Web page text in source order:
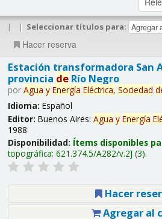
| | Seleccionar títulos para:
Hacer reserva
Estación transformadora San
provincia deRío Negro
por Agua y Energía Eléctrica, Sociedad
Idioma: Español
Editor: Buenos Aires: Agua y Energía
1988
Disponibilidad: Ítems disponibles
topográfica: 621.374.5/A282/v.2 (3).
Hacer
Agregar al